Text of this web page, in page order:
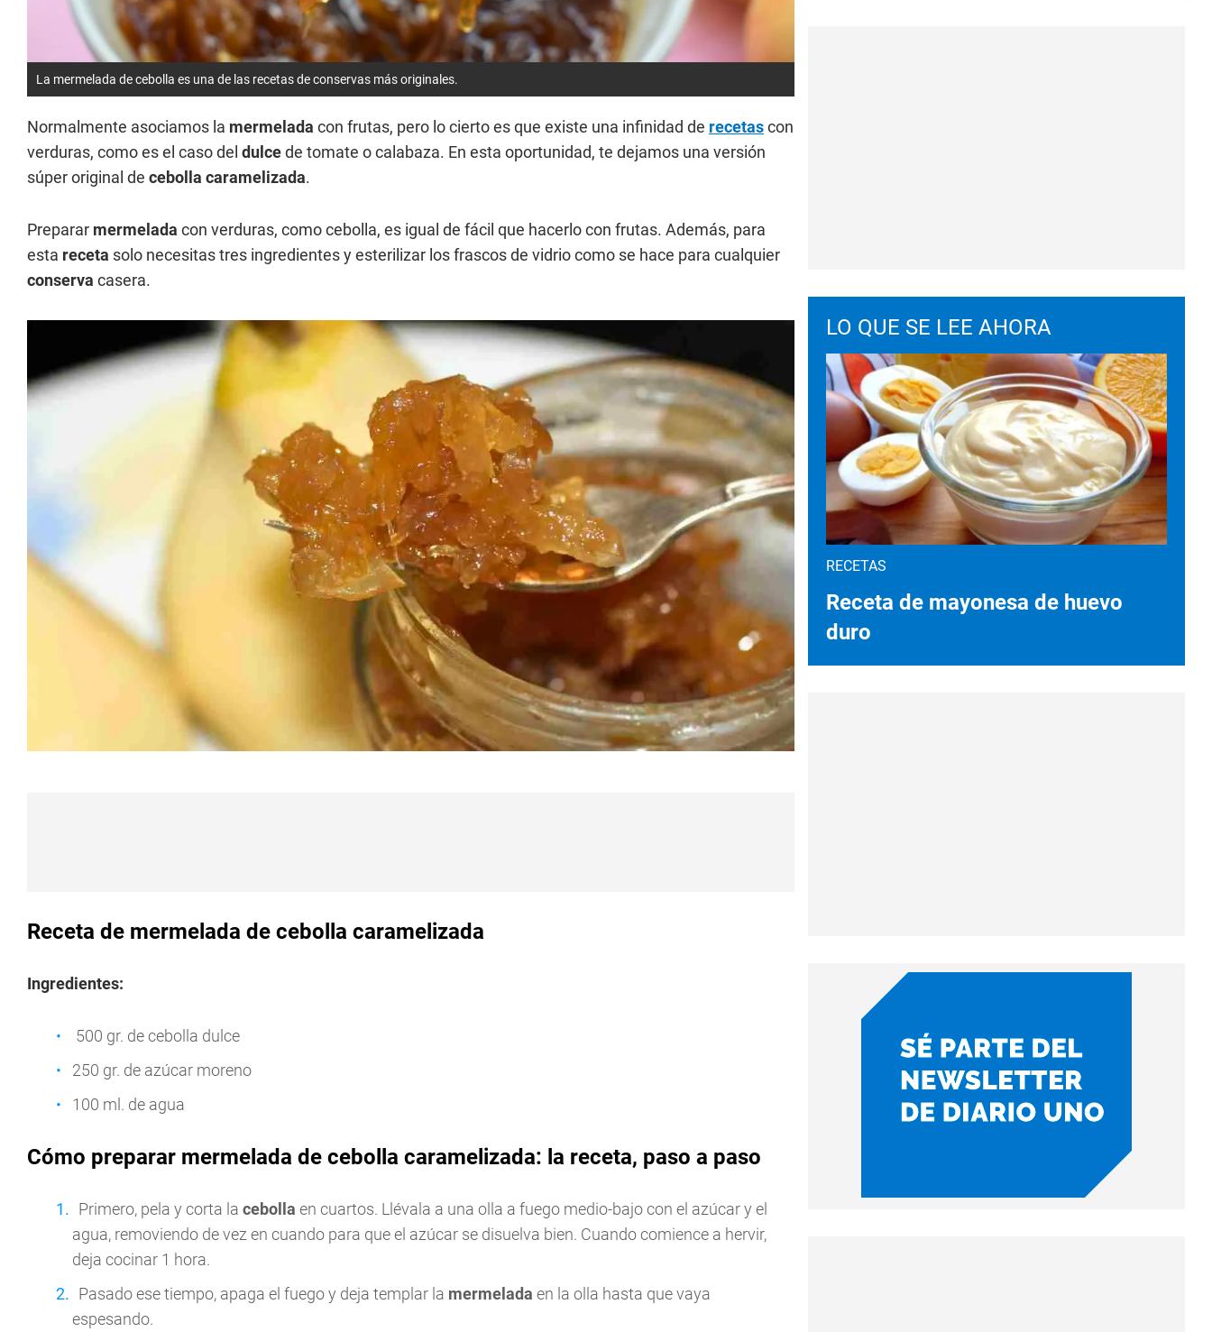
La mermelada de cebolla es una de las recetas de conservas más originales.
Normalmente asociamos la mermelada con frutas, pero lo cierto es que existe una infinidad de recetascon
verduras, como es el caso del dulcede tomate o calabaza. En esta oportunidad, te dejamos una versión
súper original de cebolla caramelizada.
Preparar mermelada con verduras, como cebolla, es igual de fácil que hacerlo con frutas. Además, para
esta receta solo necesitas tres ingredientes y esterilizar los frascos de vidrio como se hace para cualquier
conserva casera.
Receta de mermelada de cebolla caramelizada
Ingredientes:
500 gr. de cebolla dulce
250 gr. de azúcar moreno
100 ml. de agua
Cómo preparar mermelada de cebolla caramelizada: la receta, paso a paso
Primero, pela y corta la cebolla en cuartos. Llévala a una olla a fuego medio-bajo con el azúcar y el
agua, removiendo de vez en cuando para que el azúcar se disuelva bien. Cuando comience a hervir,
deja cocinar 1 hora.
Pasado ese tiempo, apaga el fuego y deja templar la mermelada en la olla hasta que vaya
espesando.
LO QUE SE LEE AHORA
RECETAS
Receta de mayonesa de huevo
duro